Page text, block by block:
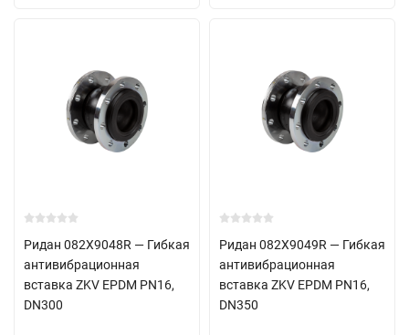
Ридан 082X9048R — Гибкая
антивибрационная
вставка ZKV EPDM PN16,
DN300
Ридан 082X9049R — Гибкая
антивибрационная
вставка ZKV EPDM PN16,
DN350